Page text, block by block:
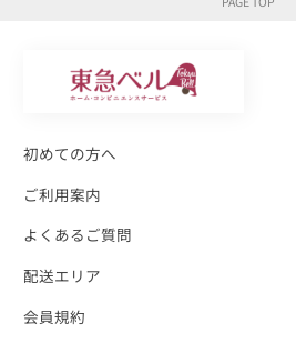
初めての方へ
ご利用案内
よくあるご質問
配送エリア
会員規約